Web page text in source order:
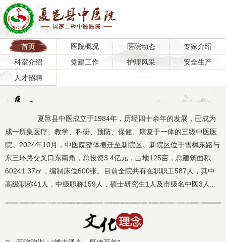
首页 医院概况 医院动态
专家介绍
科室介绍
党建工作 护理风采
安全生产
人才招聘
夏邑县中医成立于1984年，历经四十余年的发展，已成为
成一所集医疗、教学、科研、预防、保健、康复于一体的三级中医医
院。2024年10月，中医院整体搬迁至新院区。新院区位于雪枫东路与
东三环路交叉口东南角，总投资3.4亿元，占地125亩，总建筑面积
60241.37㎡，编制床位600张。目前全院共有在职职工587人，其中
高级职称41人，中级职称159人，硕士研究生1人及市级名中医3人...